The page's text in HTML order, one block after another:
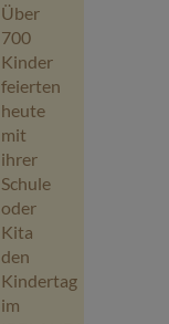
Über
700
Kinder
feierten
heute
mit
ihrer
Schule
oder
Kita
den
Kindertag
im